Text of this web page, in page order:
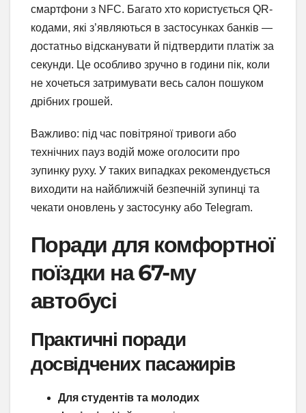
смартфони з NFC. Багато хто користується QR-
кодами, які з’являються в застосунках банків —
достатньо відсканувати й підтвердити платіж за
секунди. Це особливо зручно в години пік, коли
не хочеться затримувати весь салон пошуком
дрібних грошей.
Важливо: під час повітряної тривоги або
технічних пауз водій може оголосити про
зупинку руху. У таких випадках рекомендується
виходити на найближчій безпечній зупинці та
чекати оновлень у застосунку або Telegram.
Поради для комфортної
поїздки на 67-му
автобусі
Практичні поради
досвідчених пасажирів
Для студентів та молодих